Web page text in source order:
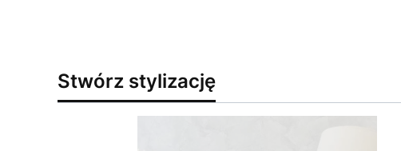
Stwórz stylizację